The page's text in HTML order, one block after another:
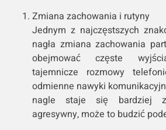
Zmiana zachowania i rutyny
Jednym z najczęstszych
nagła zmiana zachowania
obejmować częste
tajemnicze rozmowy
odmienne nawyki
nagle staje się bardziej
agresywny, może to budzić